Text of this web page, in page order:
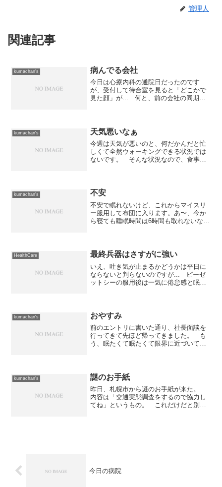
管理人
関連記事
kumachan's 病んでる会社
今日は心療内科の通院日だったのです
が、受付して待合室を見ると「どこかで
見た顔」が... 何と、前の会社の同期で
見元気に働いている人の...
kumachan's 天気悪いなぁ
今週は天気が悪いのと、何だかんだと忙
しくて全然ウォーキングできる状況では
ないです。 そんな状況なので、食事で
なってきました。 ウォー...
kumachan's 不安
不安で眠れないけど、これからマイスリ
ー服用して布団に入ります。あ〜、今か
ら寝ても睡眠時間は6時間も取れないな
会社が起こすアクショ...
HealthCare 最終兵器はさすがに強い
いえ、吐き気が止まるかどうかは平日に
ならないと判らないのですが... ピーゼ
ットシーの服用後は一気に倦怠感と眠気
もしれませんが、本当...
kumachan's おやすみ
前のエントリに書いた通り、社長面談を
行ってきて先ほど帰ってきました。 も
う、眠たくて眠たくて限界に近づいてい
虚ろな目をしていた可能性があ...
kumachan's 謎のお手紙
昨日、札幌市から謎のお手紙が来た。
内容は「交通実態調査をするので協力し
てね」というもの。 これだけだと別に
今日の病院